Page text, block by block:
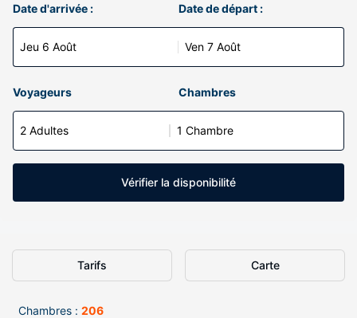
Date d'arrivée :
Jeu 6 Août
Date de départ :
Ven 7 Août
Voyageurs Chambres
2 Adultes 1 Chambre
Vérifier la disponibilité
Tarifs Carte
Chambres : 206